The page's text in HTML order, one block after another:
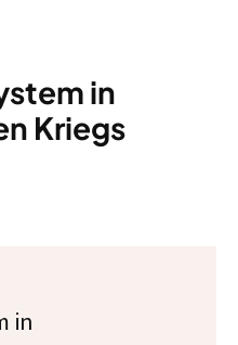
in
Kriegs
in